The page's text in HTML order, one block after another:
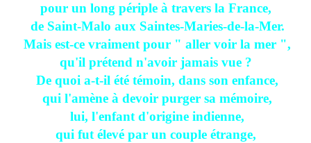
pour un long périple à travers la France,
de Saint-Malo aux Saintes-Maries-de-la-Mer.
Mais est-ce vraiment pour " aller voir la mer ",
qu'il prétend n'avoir jamais vue ?
De quoi a-t-il été témoin, dans son enfance,
qui l'amène à devoir purger sa mémoire,
lui, l'enfant d'origine indienne,
qui fut élevé par un couple étrange,